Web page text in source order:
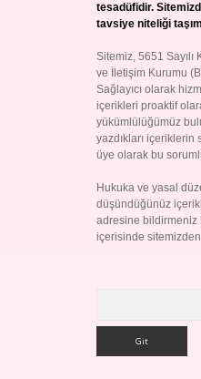
tesadüfidir.
tavsiye niteliği
Sitemiz, 5651
ve İletişim Kurumu
Sağlayıcı olarak
içerikleri proaktif
yükümlülüğümüz
yazdıkları içeriklerin
üye olarak bu
Hukuka ve yasal
düşündüğünüz
adresine bildirmeniz
içerisinde sitemizden